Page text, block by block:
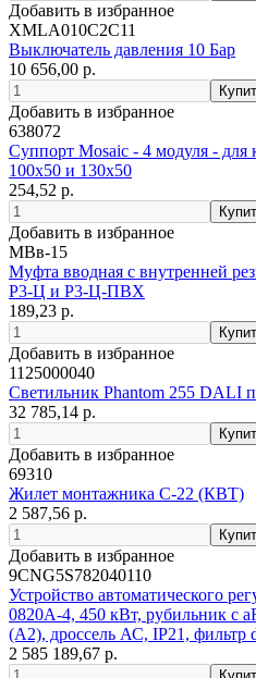
Добавить в избранное
XMLA010C2C11
Выключатель давления 10 Бар
10 656,00 р.
Добавить в избранное
638072
Суппорт Mosaic - 4 модуля - для
100х50 и 130х50
254,52 р.
Добавить в избранное
МВв-15
Муфта вводная с внутренней
Р3-Ц и Р3-Ц-ПВХ
189,23 р.
Добавить в избранное
1125000040
Светильник Phantom 255 DALI
32 785,14 р.
Добавить в избранное
69310
Жилет монтажника С-22 (КВТ)
2 587,56 р.
Добавить в избранное
9CNG5S782040110
Устройство автоматического
0820A-4, 450 кВт, рубильник с
(А2), дроссель АС, IP21, фильтр
2 585 189,67 р.